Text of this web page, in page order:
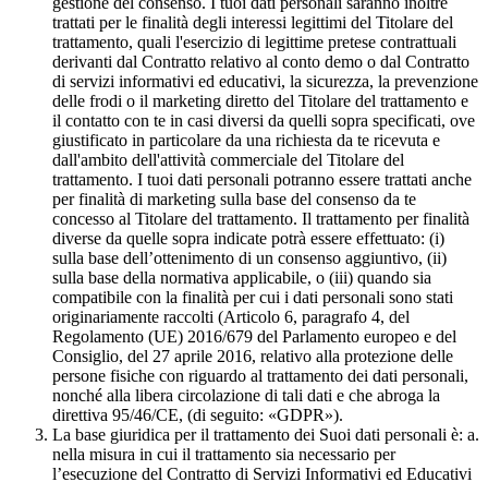
trattati per le finalità degli interessi legittimi del Titolare del
trattamento, quali l'esercizio di legittime pretese contrattuali
derivanti dal Contratto relativo al conto demo o dal Contratto
di servizi informativi ed educativi, la sicurezza, la prevenzione
delle frodi o il marketing diretto del Titolare del trattamento e
il contatto con te in casi diversi da quelli sopra specificati, ove
giustificato in particolare da una richiesta da te ricevuta e
dall'ambito dell'attività commerciale del Titolare del
trattamento. I tuoi dati personali potranno essere trattati anche
per finalità di marketing sulla base del consenso da te
concesso al Titolare del trattamento. Il trattamento per finalità
diverse da quelle sopra indicate potrà essere effettuato: (i)
sulla base dell’ottenimento di un consenso aggiuntivo, (ii)
sulla base della normativa applicabile, o (iii) quando sia
compatibile con la finalità per cui i dati personali sono stati
originariamente raccolti (Articolo 6, paragrafo 4, del
Regolamento (UE) 2016/679 del Parlamento europeo e del
Consiglio, del 27 aprile 2016, relativo alla protezione delle
persone fisiche con riguardo al trattamento dei dati personali,
nonché alla libera circolazione di tali dati e che abroga la
direttiva 95/46/CE, (di seguito: «GDPR»).
La base giuridica per il trattamento dei Suoi dati personali è: a.
nella misura in cui il trattamento sia necessario per
l’esecuzione del Contratto di Servizi Informativi ed Educativi